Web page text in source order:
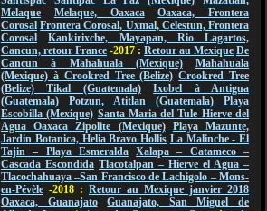
Melaque
Melaque, Oaxaca
Oaxaca, Frontera
Corosal Frontera Corosal, Uxmal, Celestun, Frontera
Corosal
Kankirixche, Mayapan, Rio Lagartos,
Cancun, retour France -2017 : Retour au Mexique De
Cancun à Mahahuala (Mexique)
Mahahuala
(Mexique) à Crookred Tree (Belize) Crookred Tree
(Belize) Tikal (Guatemala)
Ixobel à Antigua
(Guatemala)
Potzun, Atitlan (Guatemala) Playa
Escobilla (Mexique) Santa Maria del Tule Hierve del
Agua Oaxaca Zipolite (Mexique) Playa Mazunte,
Jardin Botanica, Helia Bravo Hollis La Malinche - El
Tajin – Playa Esmeralda Xalapa – Catameco –
Cascada Escondida Tlacotalpan – Hierve el Agua –
Tlacochahuaya –San Francisco de Lachigolo – Mons-
en-Pévèle -2018 : Retour au Mexique janvier 2018
Oaxaca, Guanajato
Guanajato, San Miguel de